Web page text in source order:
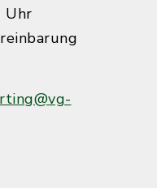
Uhr